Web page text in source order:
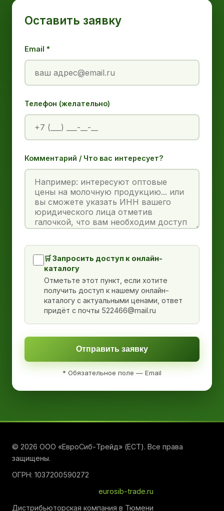
Оставить заявку
Email *
Телефон (желательно)
Комментарий / Что вас интересует?
🛒 Запросить доступ к онлайн-
каталогу
Отметьте этот пункт, если хотите
получить доступ к нашему онлайн-
каталогу с актуальными ценами, ответ
придёт с почты 522466@mail.ru
Отправить заявку
* Обязательное поле — Email
© 2026 ООО «ЕвроСиб-Трейд» (ЕСТ). Все права
защищены.
ОГРН: 1037200590272
eurosib-trade.ru
Дистрибьюторская компания в Тюмени